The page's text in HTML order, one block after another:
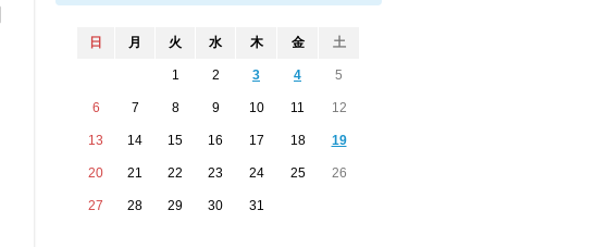
日 月 火 水 木 金 土
1 2 3 4 5
6 7 8 9 10 11 12
13 14 15 16 17 18 19
20 21 22 23 24 25 26
27 28 29 30 31